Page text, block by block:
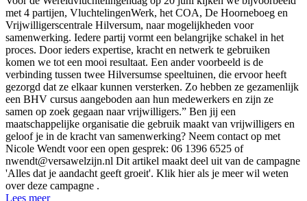
met 4 partijen, VluchtelingenWerk, het COA, De Hoorneboeg en
Vrijwilligerscentrale Hilversum, naar mogelijkheden voor
samenwerking. Iedere partij vormt een belangrijke schakel in het
proces. Door ieders expertise, kracht en netwerk te gebruiken
komen we tot een mooi resultaat. Een ander voorbeeld is de
verbinding tussen twee Hilversumse speeltuinen, die ervoor heeft
gezorgd dat ze elkaar kunnen versterken. Zo hebben ze gezamenlijk
een BHV cursus aangeboden aan hun medewerkers en zijn ze
samen op zoek gegaan naar vrijwilligers.” Ben jij een
maatschappelijke organisatie die gebruik maakt van vrijwilligers en
geloof je in de kracht van samenwerking? Neem contact op met
Nicole Wendt voor een open gesprek: 06 1396 6525 of
nwendt@versawelzijn.nl Dit artikel maakt deel uit van de campagne
'Alles dat je aandacht geeft groeit'. Klik hier als je meer wil weten
over deze campagne .
Lees meer